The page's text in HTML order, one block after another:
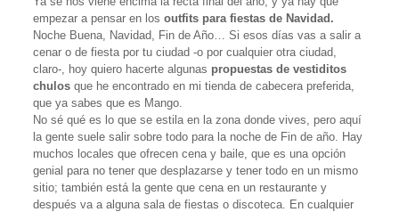
empezar a pensar en los outfits para fiestas de Navidad.
Noche Buena, Navidad, Fin de Año… Si esos días vas a salir a
cenar o de fiesta por tu ciudad -o por cualquier otra ciudad,
claro-, hoy quiero hacerte algunas propuestas de vestiditos
chulosque he encontrado en mi tienda de cabecera preferida,
que ya sabes que es Mango.
No sé qué es lo que se estila en la zona donde vives, pero aquí
la gente suele salir sobre todo para la noche de Fin de año. Hay
muchos locales que ofrecen cena y baile, que es una opción
genial para no tener que desplazarse y tener todo en un mismo
sitio; también está la gente que cena en un restaurante y
después va a alguna sala de fiestas o discoteca. En cualquier